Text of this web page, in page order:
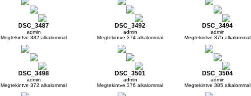
DSC_3487
admin
Megtekintve 382 alkalommal
DSC_3492
admin
Megtekintve 374 alkalommal
DSC_3494
admin
Megtekintve 375 alkalommal
DSC_3498
admin
Megtekintve 372 alkalommal
DSC_3501
admin
Megtekintve 376 alkalommal
DSC_3504
admin
Megtekintve 385 alkalommal